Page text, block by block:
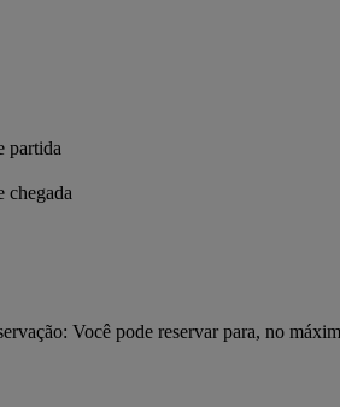
partida
chegada
Você pode reservar para, no